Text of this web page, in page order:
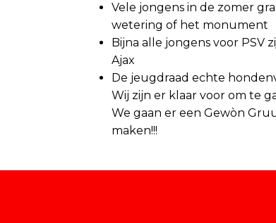
Vele jongens in de zomer
wetering of het monument
Bijna alle jongens voor PSV
Ajax
De jeugdraad echte
Wij zijn er klaar voor om te
We gaan er een Gewòn
maken!!!